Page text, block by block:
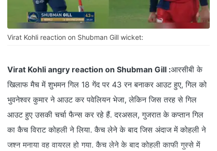
Virat Kohli reaction on Shubman Gill wicket:
Virat Kohli angry reaction on Shubman Gill :आरसीबी के
खिलाफ मैच में शुभमन गिल 18 गेंद पर 43 रन बनाकर आउट हुए, गिल को
भुवनेश्वर कुमार ने आउट कर पवेलियन भेजा, लेकिन जिस तरह से गिल
आउट हुए उसकी चर्चा फैन्स कर रहे हैं. दरअसल, गुजरात के कप्तान गिल
का कैच विराट कोहली ने लिया. कैच लेने के बाद जिस अंदाज में कोहली ने
जश्न मनाया वह वायरल हो गया. कैच लेने के बाद कोहली काफी गुस्से में